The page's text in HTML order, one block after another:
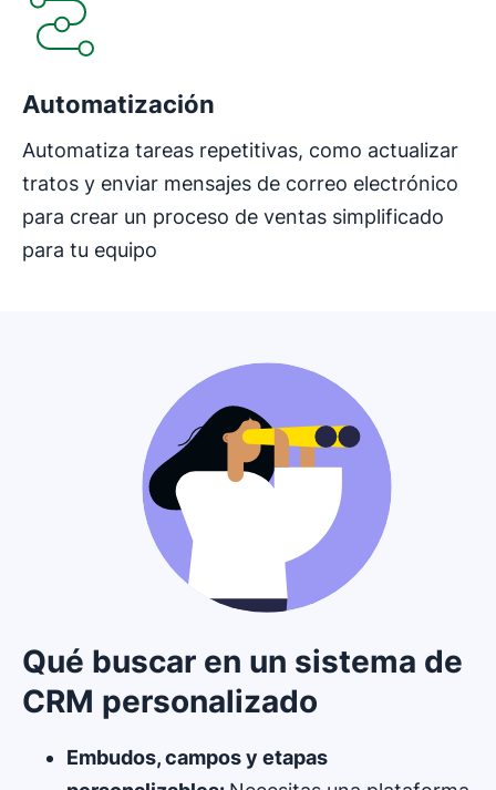
Automatización
Automatiza tareas repetitivas, como actualizar
tratos y enviar mensajes de correo electrónico
para crear un proceso de ventas simplificado
para tu equipo
Qué buscar en un sistema de
CRM personalizado
Embudos, campos y etapas